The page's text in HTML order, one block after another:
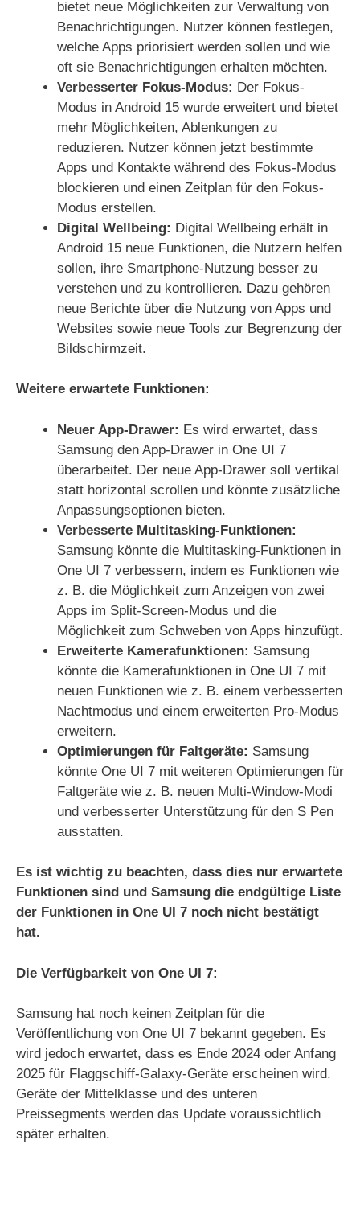
bietet neue Möglichkeiten zur Verwaltung von
Benachrichtigungen. Nutzer können festlegen,
welche Apps priorisiert werden sollen und wie
oft sie Benachrichtigungen erhalten möchten.
Verbesserter Fokus-Modus: Der Fokus-
Modus in Android 15 wurde erweitert und bietet
mehr Möglichkeiten, Ablenkungen zu
reduzieren. Nutzer können jetzt bestimmte
Apps und Kontakte während des Fokus-Modus
blockieren und einen Zeitplan für den Fokus-
Modus erstellen.
Digital Wellbeing: Digital Wellbeing erhält in
Android 15 neue Funktionen, die Nutzern helfen
sollen, ihre Smartphone-Nutzung besser zu
verstehen und zu kontrollieren. Dazu gehören
neue Berichte über die Nutzung von Apps und
Websites sowie neue Tools zur Begrenzung der
Bildschirmzeit.
Weitere erwartete Funktionen:
Neuer App-Drawer: Es wird erwartet, dass
Samsung den App-Drawer in One UI 7
überarbeitet. Der neue App-Drawer soll vertikal
statt horizontal scrollen und könnte zusätzliche
Anpassungsoptionen bieten.
Verbesserte Multitasking-Funktionen:
Samsung könnte die Multitasking-Funktionen in
One UI 7 verbessern, indem es Funktionen wie
z. B. die Möglichkeit zum Anzeigen von zwei
Apps im Split-Screen-Modus und die
Möglichkeit zum Schweben von Apps hinzufügt.
Erweiterte Kamerafunktionen: Samsung
könnte die Kamerafunktionen in One UI 7 mit
neuen Funktionen wie z. B. einem verbesserten
Nachtmodus und einem erweiterten Pro-Modus
erweitern.
Optimierungen für Faltgeräte: Samsung
könnte One UI 7 mit weiteren Optimierungen für
Faltgeräte wie z. B. neuen Multi-Window-Modi
und verbesserter Unterstützung für den S Pen
ausstatten.
Es ist wichtig zu beachten, dass dies nur erwartete
Funktionen sind und Samsung die endgültige Liste
der Funktionen in One UI 7 noch nicht bestätigt
hat.
Die Verfügbarkeit von One UI 7:
Samsung hat noch keinen Zeitplan für die
Veröffentlichung von One UI 7 bekannt gegeben. Es
wird jedoch erwartet, dass es Ende 2024 oder Anfang
2025 für Flaggschiff-Galaxy-Geräte erscheinen wird.
Geräte der Mittelklasse und des unteren
Preissegments werden das Update voraussichtlich
später erhalten.